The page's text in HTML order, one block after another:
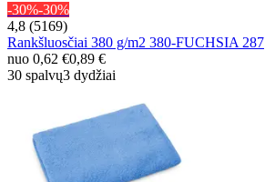
-30%-30%
4,8 (5169)
Rankšluosčiai 380 g/m2 380-FUCHSIA 287
nuo 0,62 €0,89 €
30 spalvų3 dydžiai